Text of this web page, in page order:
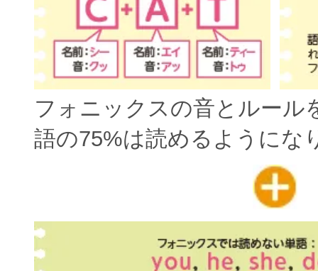
フォニックスの音とルール
語の75%は読めるようにな